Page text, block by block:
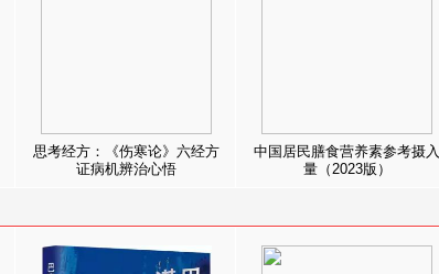
思考经方：《伤寒论》六经方
证病机辨治心悟
中国居民膳食营养素参考摄入
量（2023版）